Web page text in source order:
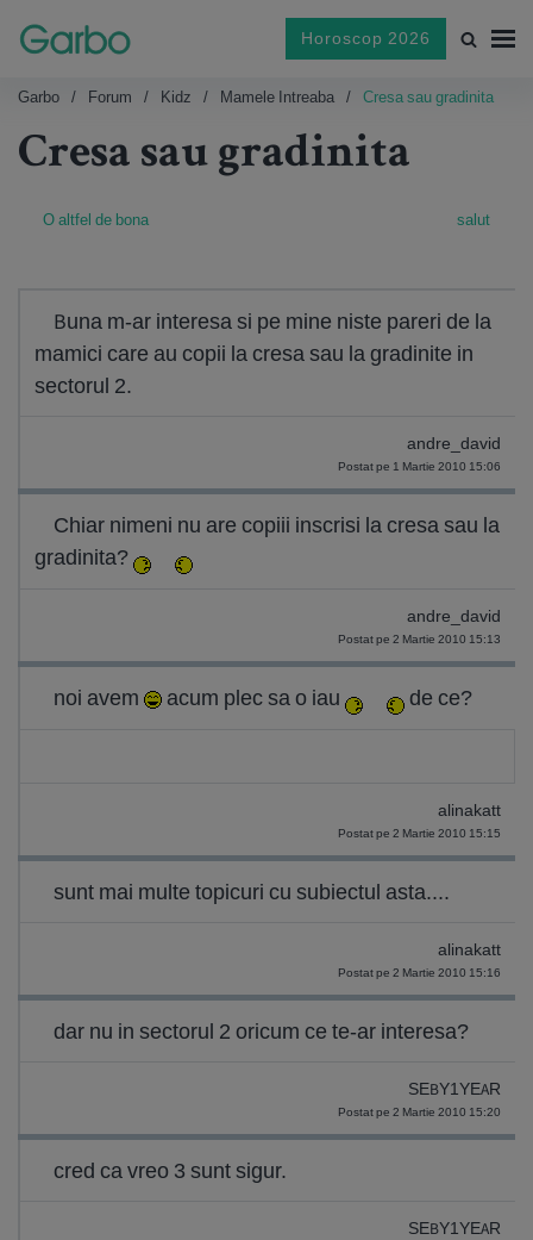
Horoscop 2026
Garbo Forum Kidz Mamele Intreaba Cresa sau gradinita
Cresa sau gradinita
O altfel de bona salut
Buna m-ar interesa si pe mine niste pareri de la
mamici care au copii la cresa sau la gradinite in
sectorul 2.
andre_david
Postat pe 1 Martie 2010 15:06
Chiar nimeni nu are copiii inscrisi la cresa sau la
gradinita?
andre_david
Postat pe 2 Martie 2010 15:13
noi avem acum plec sa o iau de ce?
alinakatt
Postat pe 2 Martie 2010 15:15
sunt mai multe topicuri cu subiectul asta....
alinakatt
Postat pe 2 Martie 2010 15:16
dar nu in sectorul 2 oricum ce te-ar interesa?
SEBY1YEAR
Postat pe 2 Martie 2010 15:20
cred ca vreo 3 sunt sigur.
SEBY1YEAR